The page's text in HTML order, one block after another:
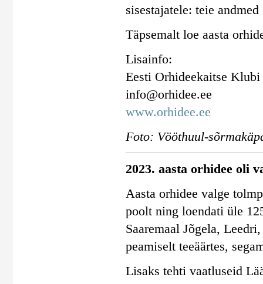
sisestajatele: teie
Täpsemalt loe aasta
Lisainfo:
Eesti Orhideekaitse Klubi
info@orhidee.ee
www.orhidee.ee
Foto: Vööthuul-
2023. aasta orhidee oli
Aasta orhidee valge
poolt ning loendati üle
Saaremaal Jõgela,
peamiselt teeäärtes,
Lisaks tehti vaatluseid